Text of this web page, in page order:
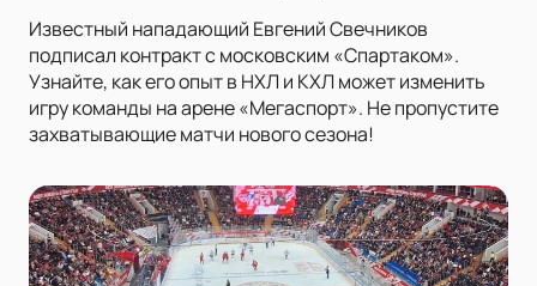
Известный нападающий Евгений Свечников
подписал контракт с московским «Спартаком».
Узнайте, как его опыт в НХЛ и КХЛ может изменить
игру команды на арене «Мегаспорт». Не пропустите
захватывающие матчи нового сезона!